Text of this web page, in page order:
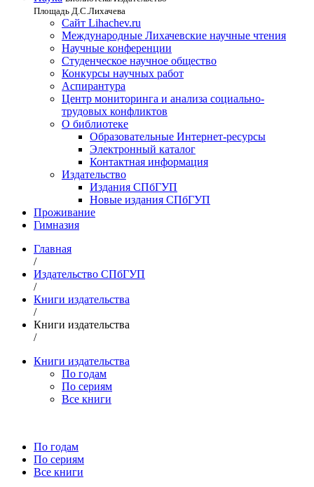
Площадь Д.С.Лихачева
Сайт Lihachev.ru
Международные Лихачевские научные чтения
Научные конференции
Студенческое научное общество
Конкурсы научных работ
Аспирантура
Центр мониторинга и анализа социально-
трудовых конфликтов
О библиотеке
Образовательные Интернет-ресурсы
Электронный каталог
Контактная информация
Издательство
Издания СПбГУП
Новые издания СПбГУП
Проживание
Гимназия
Главная
/
Издательство СПбГУП
/
Книги издательства
/
Книги издательства
/
Книги издательства
По годам
По сериям
Все книги
По годам
По сериям
Все книги